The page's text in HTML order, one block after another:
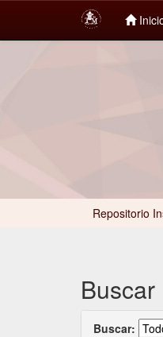
Repositorio
Buscar
Buscar: